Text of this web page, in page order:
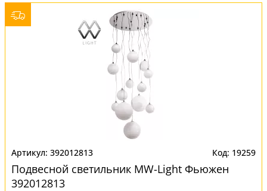
392012813 19259
Подвесной светильник MW-Light Фьюжен
392012813